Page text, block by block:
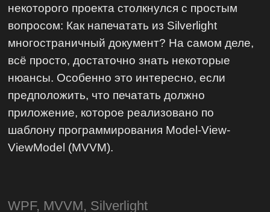
некоторого проекта столкнулся с простым
вопросом: Как напечатать из Silverlight
многостраничный документ? На самом деле,
всё просто, достаточно знать некоторые
нюансы. Особенно это интересно, если
предположить, что печатать должно
приложение, которое реализовано по
шаблону программирования Model-View-
ViewModel (MVVM).
WPF, MVVM, Silverlight